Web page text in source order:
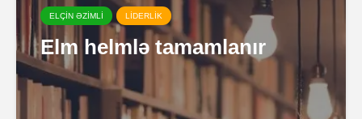
ELÇİN ƏZİMLİ LİDERLİK
Elm helmlə tamamlanır